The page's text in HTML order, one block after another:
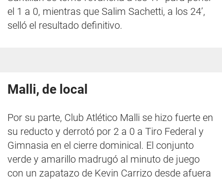
el 1 a 0, mientras que Salim Sachetti, a los 24’,
selló el resultado definitivo.
Malli, de local
Por su parte, Club Atlético Malli se hizo fuerte en
su reducto y derrotó por 2 a 0 a Tiro Federal y
Gimnasia en el cierre dominical. El conjunto
verde y amarillo madrugó al minuto de juego
con un zapatazo de Kevin Carrizo desde afuera